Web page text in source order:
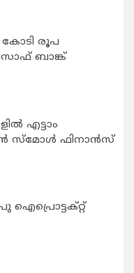
കോടി രൂപ
ബാങ്ക്
എട്ടാം
സ്മോൾ ഫിനാൻസ്